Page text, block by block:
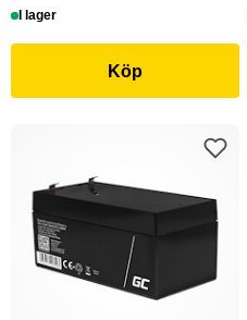
I lager
Köp